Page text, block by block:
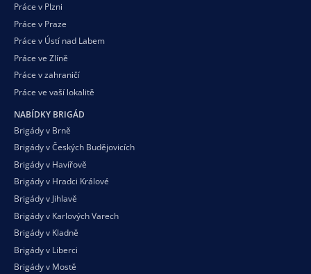
Práce v Plzni
Práce v Praze
Práce v Ústí nad Labem
Práce ve Zlíně
Práce v zahraničí
Práce ve vaší lokalitě
NABÍDKY BRIGÁD
Brigády v Brně
Brigády v Českých Budějovicích
Brigády v Havířově
Brigády v Hradci Králové
Brigády v Jihlavě
Brigády v Karlových Varech
Brigády v Kladně
Brigády v Liberci
Brigády v Mostě